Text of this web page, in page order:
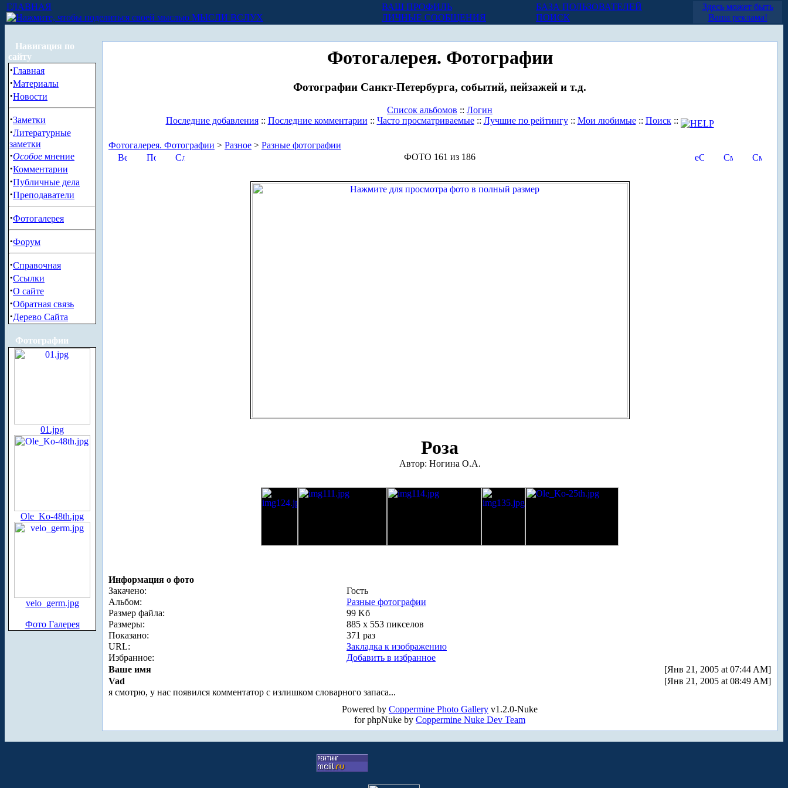
ГЛАВНАЯ
МЫСЛИ ВСЛУХ
ВАШ ПРОФИЛЬ
ЛИЧНЫЕ СООБЩЕНИЯ
БАЗА ПОЛЬЗОВАТЕЛЕЙ
ПОИСК
Здесь может быть
Ваша реклама!
Навигация по
сайту
·Главная
·Материалы
·Новости
·Заметки
·Литературные
заметки
·Особое мнение
·Комментарии
·Публичные дела
·Преподаватели
·Фотогалерея
·Форум
·Справочная
·Ссылки
·О сайте
·Обратная связь
·Дерево Сайта
Фотографии
01.jpg
Ole_Ko-48th.jpg
velo_germ.jpg
Фото Галерея
Фотогалерея. Фотографии
Фотографии Санкт-Петербурга, событий, пейзажей и т.д.
Список альбомов :: Логин
Последние добавления:: Последние комментарии :: Часто просматриваемые:: Лучшие по рейтингу:: Мои любимые:: Поиск::
Фотогалерея. Фотографии > Разное > Разные фотографии
ФОТО 161 из 186
Роза
Автор: Ногина О.А.
Информация о фото
Закачено:
Гость
Альбом:
Разные фотографии
Размер файла:
99 Kб
Размеры:
885 x 553 пикселов
Показано:
371 раз
URL:
Закладка к изображению
Избранное:
Добавить в избранное
Ваше имя
[Янв 21, 2005 at 07:44 AM]
Vad
[Янв 21, 2005 at 08:49 AM]
я смотрю, у нас появился комментатор с излишком словарного запаса...
Powered by Coppermine Photo Gallery v1.2.0-Nuke
for phpNuke by Coppermine Nuke Dev Team